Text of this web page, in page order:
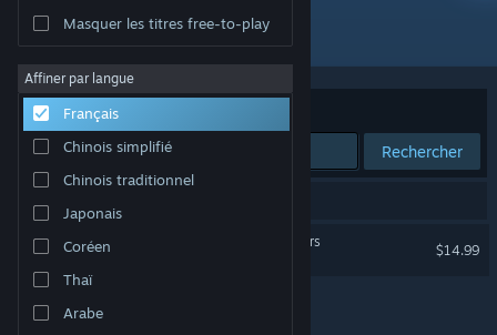
À propos
Support
Changer la langue
Télécharger l'application mobile Steam
Voir version ordi. du site
Masquer les titres free-to-play
Affiner par langue
Français
Chinois simplifié
Chinois traditionnel
Japonais
Coréen
Thaï
Arabe
Développement : Takaya Imamura
Trier par Pertinence
Rechercher
OMEGA 6 The Triangle Stars
$14.99